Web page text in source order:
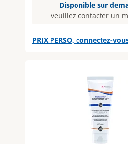
Disponible sur
veuillez contacter un
PRIX PERSO, connectez-